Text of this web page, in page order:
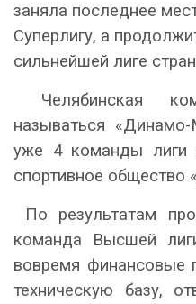
заняла последнее
Суперлигу, а
сильнейшей лиге
Челябинская
называться
уже 4 команды лиги
спортивное общество
По результатам
команда Высшей
вовремя финансовые
техническую базу,